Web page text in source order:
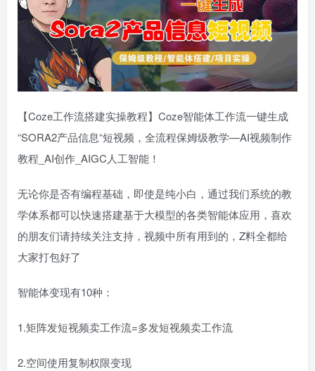
【Coze工作流搭建实操教程】Coze智能体工作流一键生成
“SORA2产品信息“短视频，全流程保姆级教学—AI视频制作
教程_AI创作_AIGC人工智能！
无论你是否有编程基础，即使是纯小白，通过我们系统的教
学体系都可以快速搭建基于大模型的各类智能体应用，喜欢
的朋友们请持续关注支持，视频中所有用到的，Z料全都给
大家打包好了
智能体变现有10种：
1.矩阵发短视频卖工作流=多发短视频卖工作流
2.空间使用复制权限变现